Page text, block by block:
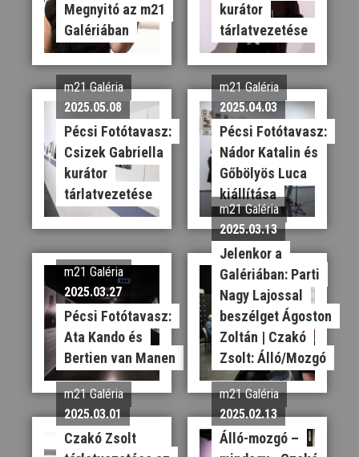
Megnyitó az m21
Galériában
kurátor
tárlatvezetése
m21 Galéria
2025.05.08
Pécsi Fotótavasz:
Csizek Gabriella
kurátor
tárlatvezetése
m21 Galéria
2025.04.03
Pécsi Fotótavasz:
Nádor Katalin és
Gőbölyös Luca
kiállítása
m21 Galéria
2025.03.27
Pécsi Fotótavasz:
Ata Kando és
Bertien van Manen
m21 Galéria
2025.03.13
Jelenkor a
Galériában: Parti
Nagy Lajossal
beszélget Ágoston
Zoltán | Czakó
Zsolt: Álló/Mozgó
m21 Galéria
2025.03.01
Czakó Zsolt
m21 Galéria
2025.02.13
Álló-mozgó –